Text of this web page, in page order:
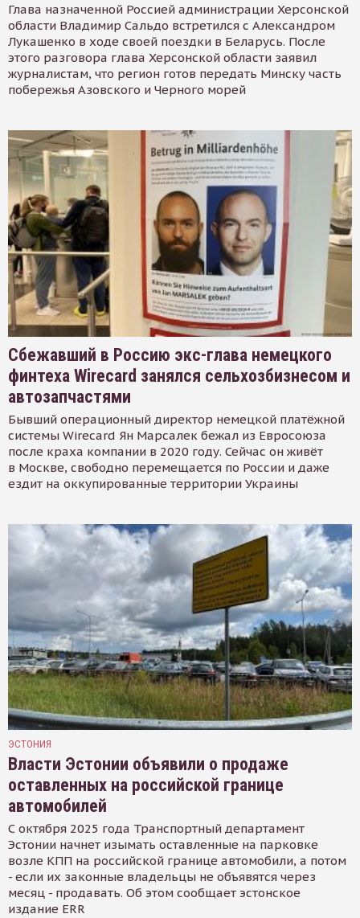
Глава назначенной Россией администрации Херсонской
области Владимир Сальдо встретился с Александром
Лукашенко в ходе своей поездки в Беларусь. После
этого разговора глава Херсонской области заявил
журналистам, что регион готов передать Минску часть
побережья Азовского и Черного морей
Сбежавший в Россию экс-глава немецкого
финтеха Wirecard занялся сельхозбизнесом и
автозапчастями
Бывший операционный директор немецкой платёжной
системы Wirecard Ян Марсалек бежал из Евросоюза
после краха компании в 2020 году. Сейчас он живёт
в Москве, свободно перемещается по России и даже
ездит на оккупированные территории Украины
ЭСТОНИЯ
Власти Эстонии объявили о продаже
оставленных на российской границе
автомобилей
С октября 2025 года Транспортный департамент
Эстонии начнет изымать оставленные на парковке
возле КПП на российской границе автомобили, а потом
- если их законные владельцы не объявятся через
месяц - продавать. Об этом сообщает эстонское
издание ERR